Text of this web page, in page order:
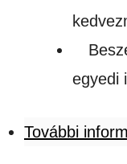
egyedi
További